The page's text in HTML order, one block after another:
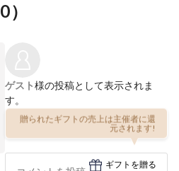
0）
ゲスト様の投稿として表示されま
す。
贈られたギフトの売上は主催者に還
元されます!
ギフトを贈る